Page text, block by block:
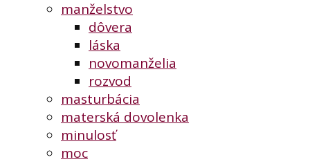
manželstvo
dôvera
láska
novomanželia
rozvod
masturbácia
materská dovolenka
minulosť
moc